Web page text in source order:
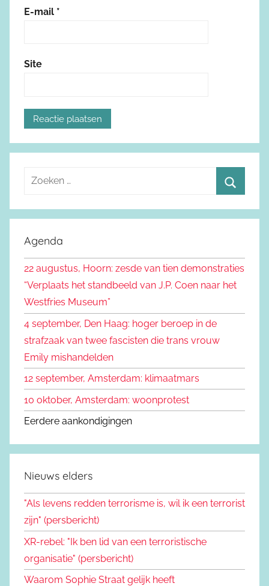
E-mail *
Site
e
e
n
r
:
o
e
n
Agenda
22 augustus, Hoorn: zesde van tien demonstraties
“Verplaats het standbeeld van J.P. Coen naar het
Westfries Museum”
4 september, Den Haag: hoger beroep in de
strafzaak van twee fascisten die trans vrouw
Emily mishandelden
12 september, Amsterdam: klimaatmars
10 oktober, Amsterdam: woonprotest
Eerdere aankondigingen
Nieuws elders
"Als levens redden terrorisme is, wil ik een terrorist
zijn" (persbericht)
XR-rebel: "Ik ben lid van een terroristische
organisatie" (persbericht)
Waarom Sophie Straat gelijk heeft